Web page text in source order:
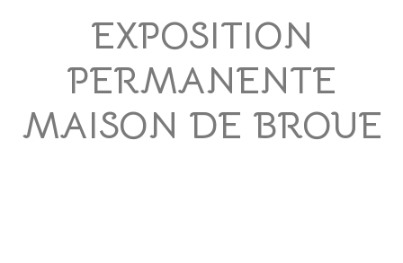
EXPOSITION
PERMANENTE
MAISON DE BROUE